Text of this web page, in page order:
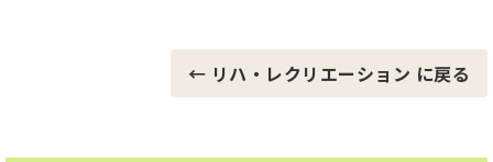
← リハ・レクリエーション に戻る